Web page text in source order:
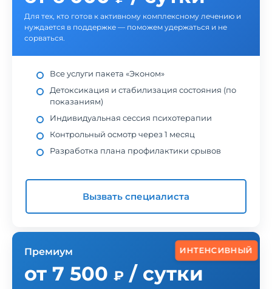
Для тех, кто готов к активному комплексному лечению и
нуждается в поддержке — поможем удержаться и не
сорваться.
Все услуги пакета «Эконом»
Детоксикация и стабилизация состояния (по
показаниям)
Индивидуальная сессия психотерапии
Контрольный осмотр через 1 месяц
Разработка плана профилактики срывов
Вызвать специалиста
ИНТЕНСИВНЫЙ
Премиум
от 7 500 ₽ / сутки